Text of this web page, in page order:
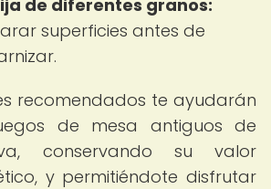
de diferentes granos:
superficies antes de
recomendados te ayudarán
de mesa antiguos de
conservando su valor
y permitiéndote disfrutar